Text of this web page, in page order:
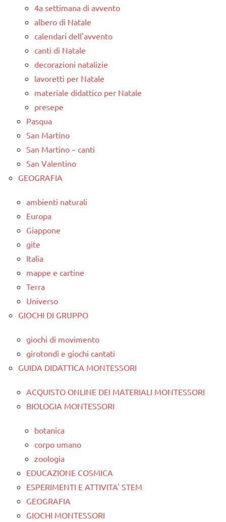
4a settimana di avvento
albero di Natale
calendari dell'avvento
canti di Natale
decorazioni natalizie
lavoretti per Natale
materiale didattico per Natale
presepe
Pasqua
San Martino
San Martino – canti
San Valentino
GEOGRAFIA
ambienti naturali
Europa
Giappone
gite
Italia
mappe e cartine
Terra
Universo
GIOCHI DI GRUPPO
giochi di movimento
girotondi e giochi cantati
GUIDA DIDATTICA MONTESSORI
ACQUISTO ONLINE DEI MATERIALI MONTESSORI
BIOLOGIA MONTESSORI
botanica
corpo umano
zoologia
EDUCAZIONE COSMICA
ESPERIMENTI E ATTIVITA' STEM
GEOGRAFIA
GIOCHI MONTESSORI